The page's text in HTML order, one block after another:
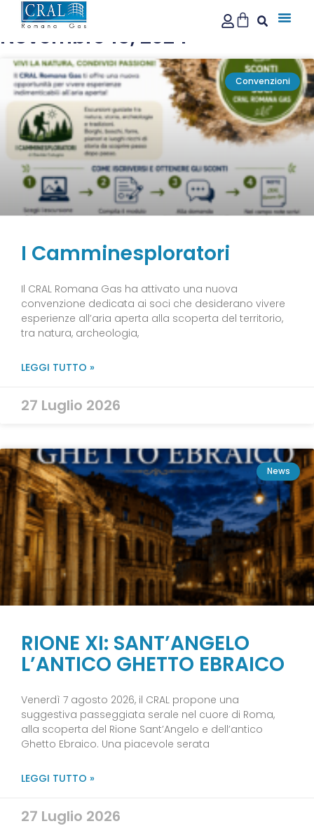
Novembre 15, 2024
Convenzioni
I Camminesploratori
Il CRAL Romana Gas ha attivato una nuova
convenzione dedicata ai soci che desiderano vivere
esperienze all’aria aperta alla scoperta del territorio,
tra natura, archeologia,
LEGGI TUTTO »
27 Luglio 2026
News
RIONE XI: SANT’ANGELO
L’ANTICO GHETTO EBRAICO
Venerdì 7 agosto 2026, il CRAL propone una
suggestiva passeggiata serale nel cuore di Roma,
alla scoperta del Rione Sant’Angelo e dell’antico
Ghetto Ebraico. Una piacevole serata
LEGGI TUTTO »
27 Luglio 2026